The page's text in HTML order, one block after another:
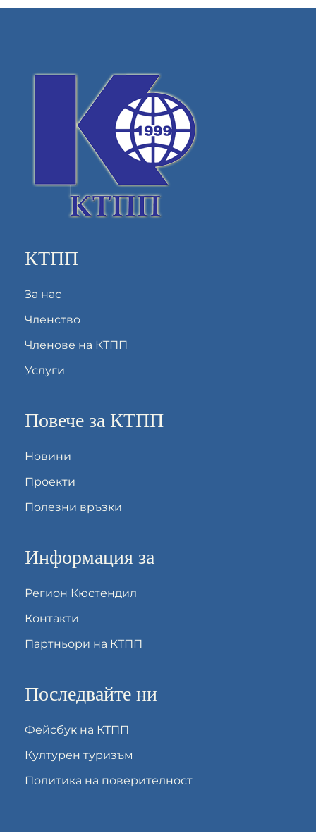
КТПП
За нас
Членство
Членове на КТПП
Услуги
Повече за КТПП
Новини
Проекти
Полезни връзки
Информация за
Регион Кюстендил
Контакти
Партньори на КТПП
Последвайте ни
Фейсбук на КТПП
Културен туризъм
Политика на поверителност